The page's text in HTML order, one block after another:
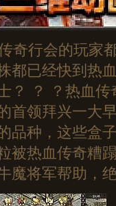
奇行会的玩家
都已经快到热
？ ？ ？热血
首领拜兴一大
品种，这些盒
被热血传奇糟
魔将军帮助，